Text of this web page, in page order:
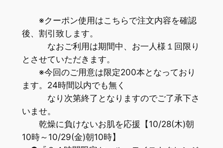
※クーポン使用はこちらで注文内容を確認
後、割引致します。
なおご利用は期間中、お一人様１回限り
とさせていただきます。
※今回のご用意は限定200本となっており
ます。24時間以内でも無く
なり次第終了となりますのでご了承下さ
いませ。
乾燥に負けないお肌を応援【10/28(木)朝
10時～10/29(金)朝10時】